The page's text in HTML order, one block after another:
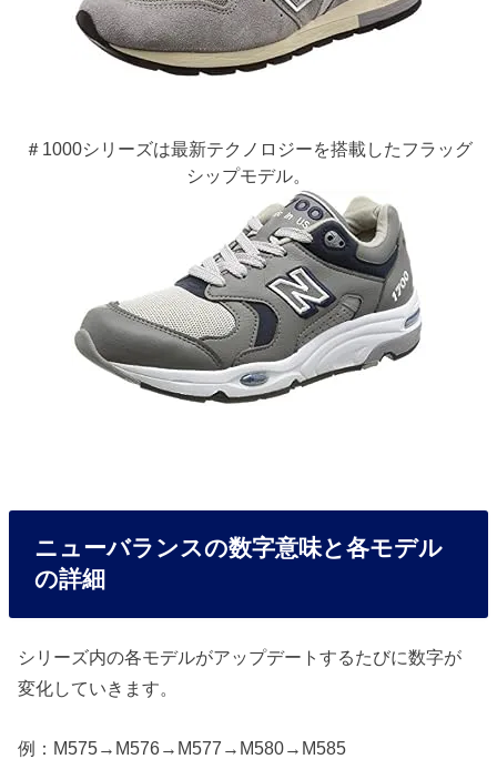
＃1000シリーズは最新テクノロジーを搭載したフラッグ
シップモデル。
ニューバランスの数字意味と各モデル
の詳細
シリーズ内の各モデルがアップデートするたびに数字が
変化していきます。
例：M575→M576→M577→M580→M585